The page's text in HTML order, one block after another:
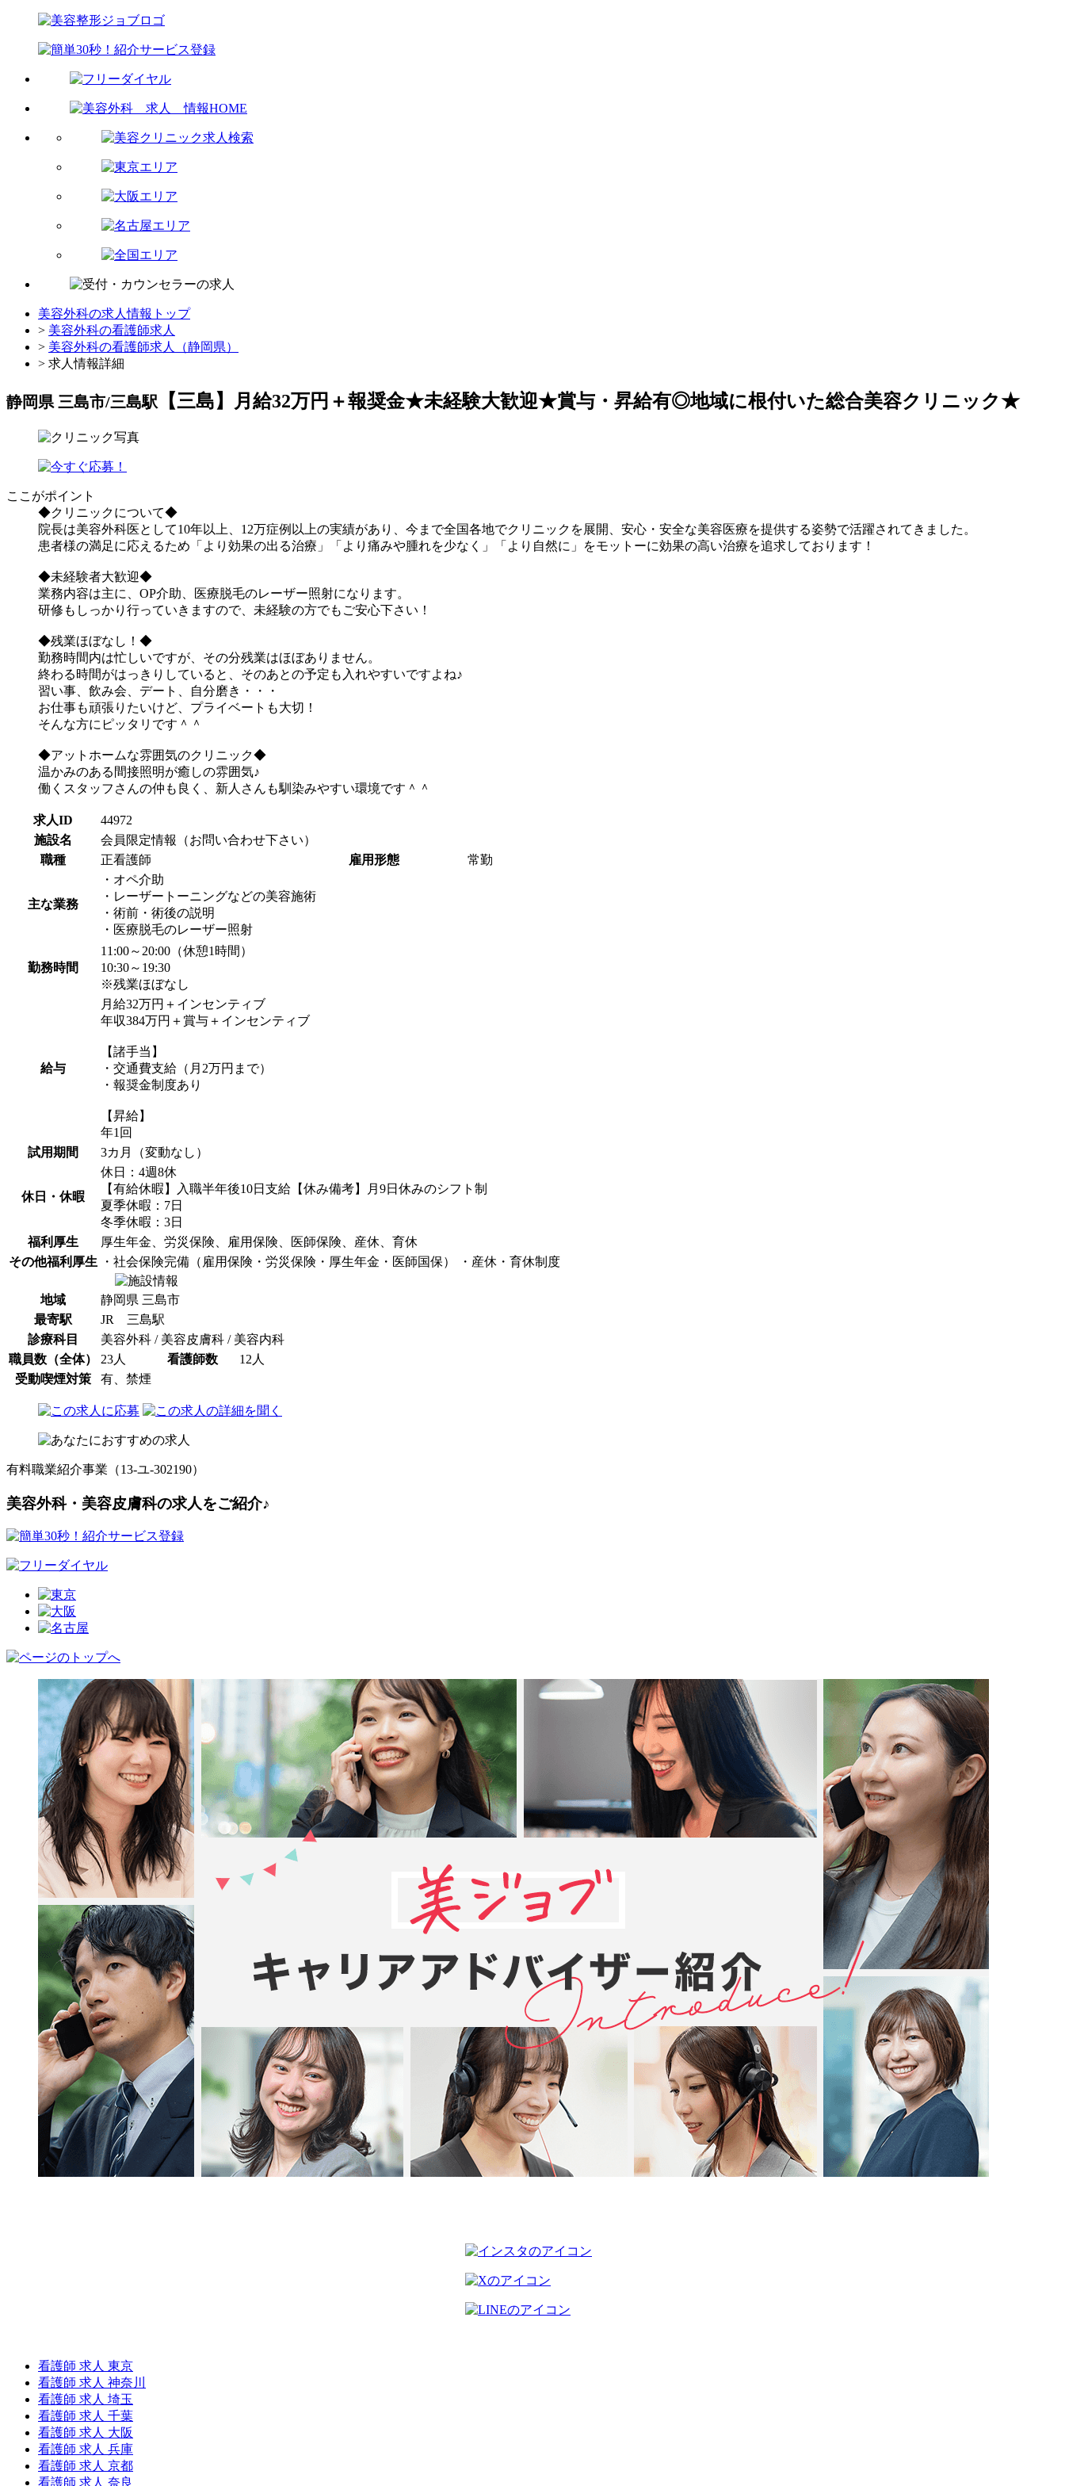
美容外科の求人情報トップ
> 美容外科の看護師求人
> 美容外科の看護師求人（静岡県）
> 求人情報詳細
静岡県 三島市/三島駅 【三島】月給32万円＋報奨金★未経験大歓迎★賞与・昇給有◎地域に根付いた総合美容クリニック★
ここがポイント
◆クリニックについて◆
院長は美容外科医として10年以上、12万症例以上の実績があり、今まで全国各地でクリニックを展開、安心・安全な美容医療を提供する姿勢で活躍されてきました。
患者様の満足に応えるため「より効果の出る治療」「より痛みや腫れを少なく」「より自然に」をモットーに効果の高い治療を追求しております！
◆未経験者大歓迎◆
業務内容は主に、OP介助、医療脱毛のレーザー照射になります。
研修もしっかり行っていきますので、未経験の方でもご安心下さい！
◆残業ほぼなし！◆
勤務時間内は忙しいですが、その分残業はほぼありません。
終わる時間がはっきりしていると、そのあとの予定も入れやすいですよね♪
習い事、飲み会、デート、自分磨き・・・
お仕事も頑張りたいけど、プライベートも大切！
そんな方にピッタリです＾＾
◆アットホームな雰囲気のクリニック◆
温かみのある間接照明が癒しの雰囲気♪
働くスタッフさんの仲も良く、新人さんも馴染みやすい環境です＾＾
求人ID
44972
施設名
会員限定情報（お問い合わせ下さい）
職種
正看護師 雇用形態 常勤
主な業務
・オペ介助
・レーザートーニングなどの美容施術
・術前・術後の説明
・医療脱毛のレーザー照射
勤務時間
11:00～20:00（休憩1時間）
10:30～19:30
※残業ほぼなし
給与
月給32万円＋インセンティブ
年収384万円＋賞与＋インセンティブ
【諸手当】
・交通費支給（月2万円まで）
・報奨金制度あり
【昇給】
年1回
試用期間
3カ月（変動なし）
休日・休暇
休日：4週8休
【有給休暇】入職半年後10日支給【休み備考】月9日休みのシフト制
夏季休暇：7日
冬季休暇：3日
福利厚生
厚生年金、労災保険、雇用保険、医師保険、産休、育休
その他福利厚生
・社会保険完備（雇用保険・労災保険・厚生年金・医師国保） ・産休・育休制度
地域
静岡県 三島市
最寄駅
JR 三島駅
診療科目
美容外科 / 美容皮膚科 / 美容内科
職員数（全体）
23人 看護師数
12人
受動喫煙対策
有、禁煙
有料職業紹介事業（13-ユ-302190）
美容外科・美容皮膚科の求人をご紹介♪
看護師 求人 東京
看護師 求人 神奈川
看護師 求人 埼玉
看護師 求人 千葉
看護師 求人 大阪
看護師 求人 兵庫
看護師 求人 京都
看護師 求人 奈良